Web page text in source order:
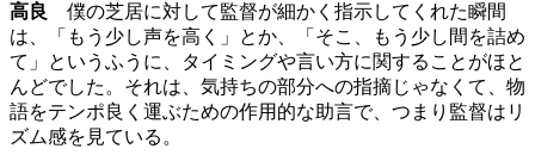
高良
僕の芝居に対して監督が細かく指示してくれた瞬間
は、「もう少し声を高く」とか、「そこ、もう少し間を詰め
て」というふうに、タイミングや言い方に関することがほと
んどでした。それは、気持ちの部分への指摘じゃなくて、物
語をテンポ良く運ぶための作用的な助言で、つまり監督はリ
ズム感を見ている。